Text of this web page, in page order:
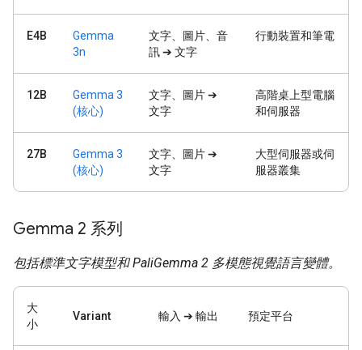
E4B
Gemma
3n
文字、圖片、音
訊 ➔ 文字
行動裝置和筆電
12B
Gemma 3
(核心)
文字、圖片 ➔
文字
高階桌上型電腦
和伺服器
27B
Gemma 3
(核心)
文字、圖片 ➔
文字
大型伺服器或伺
服器叢集
Gemma 2 系列
包括標準文字模型和 PaliGemma 2 多模態視覺語言變體。
大
小
Variant 輸入 ➔ 輸出 預定平台